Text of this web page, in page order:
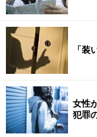
「装
女性
犯罪